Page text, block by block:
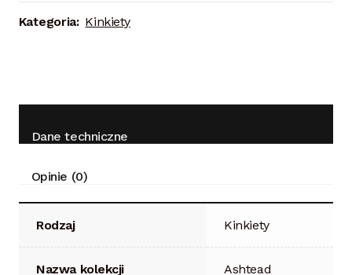
Kategoria: Kinkiety
Dane techniczne
Opinie (0)
Rodzaj Kinkiety
Nazwa kolekcji Ashtead